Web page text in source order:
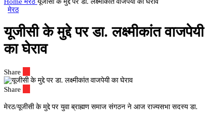
मेरठ
यूजीसी के मुद्दे पर डा. लक्ष्मीकांत वाजपेयी
का घेराव
Share
Share
मेरठ/यूजीसी के मुद्दे पर युवा ब्राह्मण समाज संगठन ने आज राज्यसभा सदस्य डा.